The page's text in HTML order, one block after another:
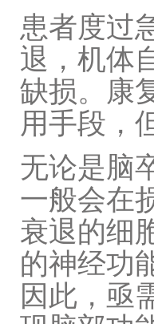
患者度过
退，机体
缺损。康
用手段，
无论是脑
一般会在
衰退的细
的神经功
因此，亟